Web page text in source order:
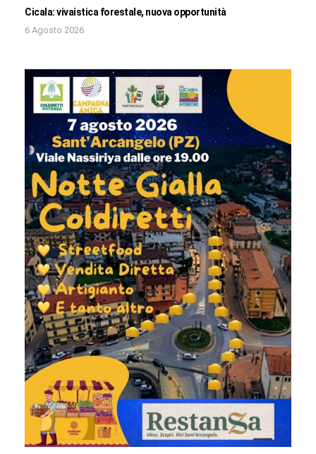
Cicala: vivaistica forestale, nuova opportunità
6 Agosto 2026